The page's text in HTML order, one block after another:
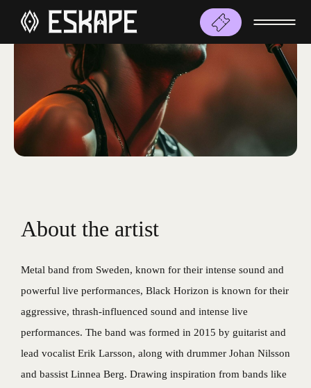
About the artist
Metal band from Sweden, known for their intense sound and
powerful live performances, Black Horizon is known for their
aggressive, thrash-influenced sound and intense live
performances. The band was formed in 2015 by guitarist and
lead vocalist Erik Larsson, along with drummer Johan Nilsson
and bassist Linnea Berg. Drawing inspiration from bands like